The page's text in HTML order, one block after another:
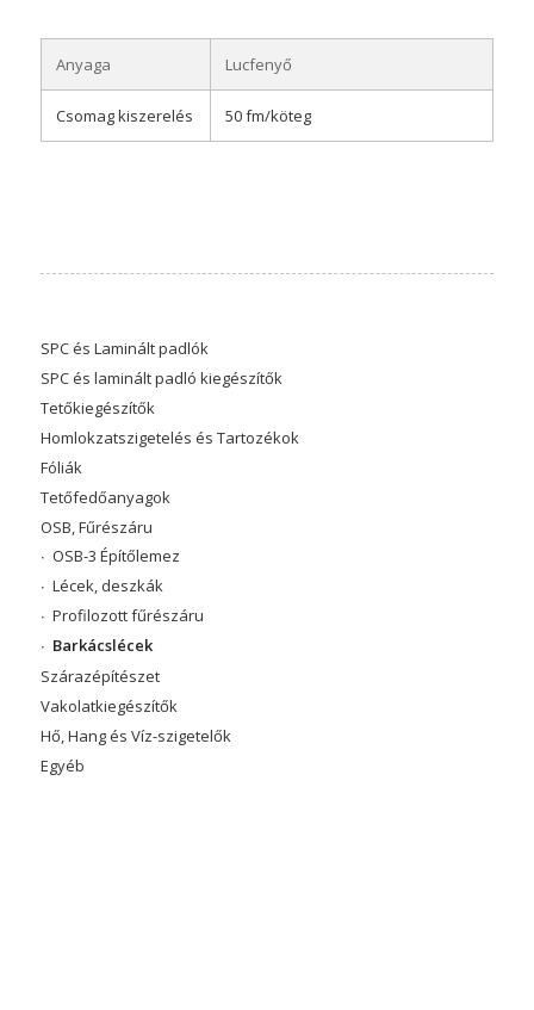
Anyaga Lucfenyő
Csomag kiszerelés 50 fm/köteg
SPC és Laminált padlók
SPC és laminált padló kiegészítők
Tetőkiegészítők
Homlokzatszigetelés és Tartozékok
Fóliák
Tetőfedőanyagok
OSB, Fűrészáru
OSB-3 Építőlemez
Lécek, deszkák
Profilozott fűrészáru
Barkácslécek
Szárazépítészet
Vakolatkiegészítők
Hő, Hang és Víz-szigetelők
Egyéb